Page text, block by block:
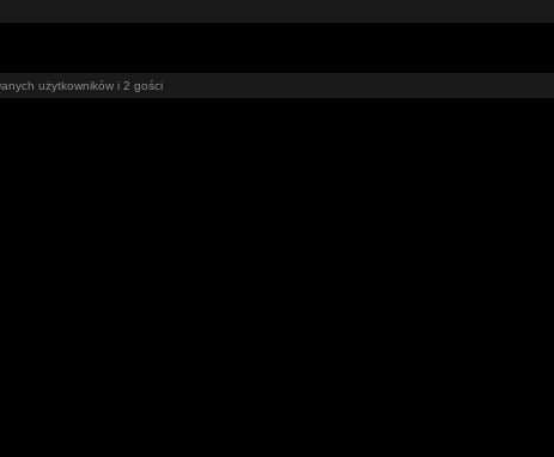
użytkowników i 2 gości